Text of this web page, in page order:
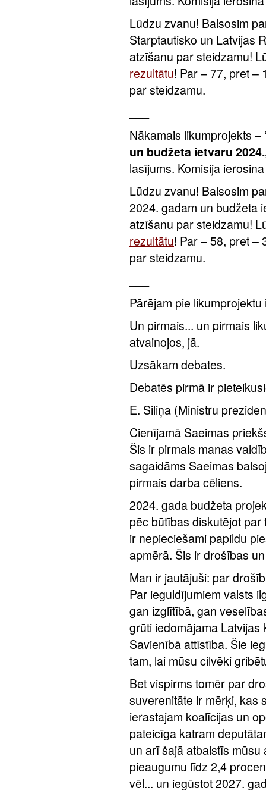
Lūdzu zvanu! Balsosim
Starptautisko un Latvijas
atzīšanu par steidzamu!
rezultātu! Par – 77, pret –
par steidzamu.
Nākamais likumprojekts –
un budžeta ietvaru
lasījums. Komisija
Lūdzu zvanu! Balsosim
2024. gadam un budžeta
atzīšanu par steidzamu!
rezultātu! Par – 58, pret –
par steidzamu.
Pārējam pie
Un pirmais... un pirmais
atvainojos, jā.
Uzsākam debates.
Debatēs pirmā ir
E. Siliņa (Ministru
Cienījamā Saeimas
Šis ir pirmais manas
sagaidāms Saeimas
pirmais darba cēliens.
2024. gada budžeta
pēc būtības diskutējot
ir nepieciešami papildu
apmērā. Šis ir drošības
Man ir jautājuši: par
Par ieguldījumiem valsts
gan izglītībā, gan
grūti iedomājama
Savienībā attīstība. Šie
tam, lai mūsu cilvēki
Bet vispirms tomēr par
suverenitāte ir mērķi, kas
ierastajam koalīcijas un
pateicīga katram
un arī šajā atbalstīs
pieaugumu līdz 2,4
vēl... un iegūstot 2027.